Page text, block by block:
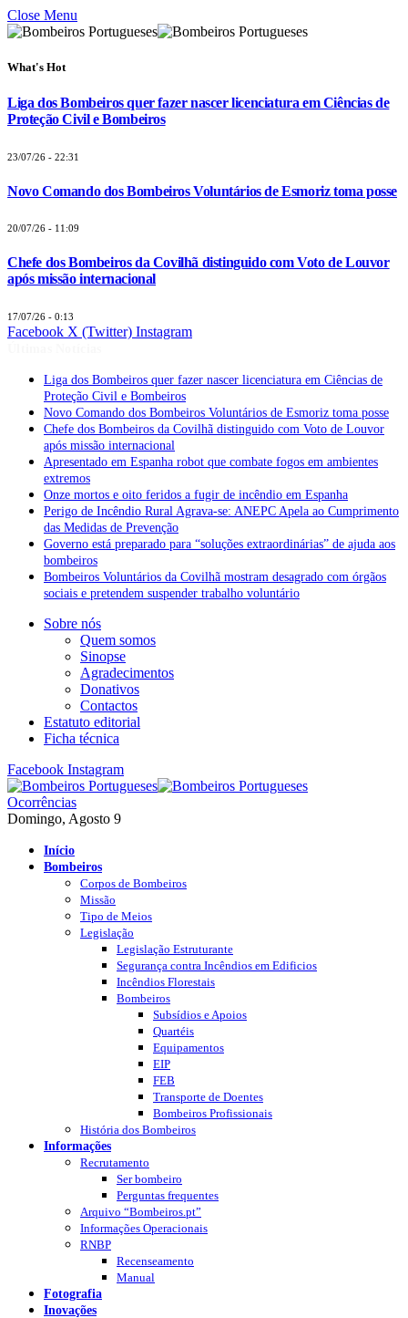
Close Menu
What's Hot
Liga dos Bombeiros quer fazer nascer licenciatura em Ciências de
Proteção Civil e Bombeiros
23/07/26 - 22:31
Novo Comando dos Bombeiros Voluntários de Esmoriz toma posse
20/07/26 - 11:09
Chefe dos Bombeiros da Covilhã distinguido com Voto de Louvor
após missão internacional
17/07/26 - 0:13
Facebook X (Twitter) Instagram
Liga dos Bombeiros quer fazer nascer licenciatura em Ciências de
Proteção Civil e Bombeiros
Novo Comando dos Bombeiros Voluntários de Esmoriz toma posse
Chefe dos Bombeiros da Covilhã distinguido com Voto de Louvor
após missão internacional
Apresentado em Espanha robot que combate fogos em ambientes
extremos
Onze mortos e oito feridos a fugir de incêndio em Espanha
Perigo de Incêndio Rural Agrava-se: ANEPC Apela ao Cumprimento
das Medidas de Prevenção
Governo está preparado para “soluções extraordinárias” de ajuda aos
bombeiros
Bombeiros Voluntários da Covilhã mostram desagrado com órgãos
sociais e pretendem suspender trabalho voluntário
Sobre nós
Quem somos
Sinopse
Agradecimentos
Donativos
Contactos
Estatuto editorial
Ficha técnica
Facebook Instagram
Ocorrências
Domingo, Agosto 9
Início
Bombeiros
Corpos de Bombeiros
Missão
Tipo de Meios
Legislação
Legislação Estruturante
Segurança contra Incêndios em Edificios
Incêndios Florestais
Bombeiros
Subsídios e Apoios
Quartéis
Equipamentos
EIP
FEB
Transporte de Doentes
Bombeiros Profissionais
História dos Bombeiros
Informações
Recrutamento
Ser bombeiro
Perguntas frequentes
Arquivo “Bombeiros.pt”
Informações Operacionais
RNBP
Recenseamento
Manual
Fotografia
Inovações